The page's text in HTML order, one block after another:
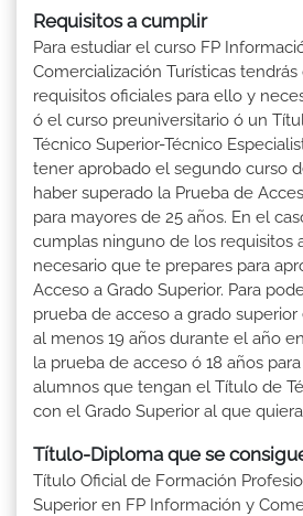
Requisitos a cumplir
Para estudiar el curso FP
Comercialización Turísticas
requisitos oficiales para ello y
ó el curso preuniversitario ó un
Técnico Superior-Técnico
tener aprobado el segundo curso
haber superado la Prueba de
para mayores de 25 años. En el
cumplas ninguno de los requisitos
necesario que te prepares para
Acceso a Grado Superior. Para
prueba de acceso a grado
al menos 19 años durante el año
la prueba de acceso ó 18 años
alumnos que tengan el Título de
con el Grado Superior al que
Título-Diploma que se
Título Oficial de Formación
Superior en FP Información y